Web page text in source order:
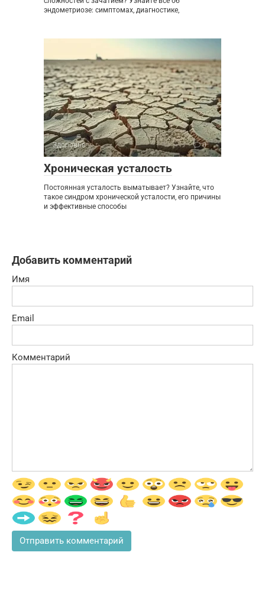
эндометриозе: симптомах, диагностике,
Здоровье 0
Хроническая усталость
Постоянная усталость выматывает? Узнайте, что
такое синдром хронической усталости, его причины
и эффективные способы
Добавить комментарий
Имя
Email
Комментарий